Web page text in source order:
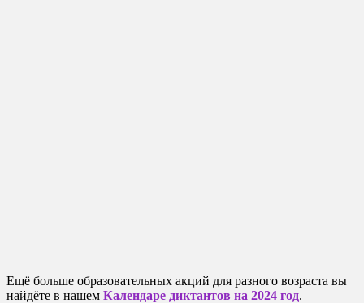
Ещё больше образовательных акций для разного возраста вы
найдёте в нашем Календаре диктантов на 2024 год.